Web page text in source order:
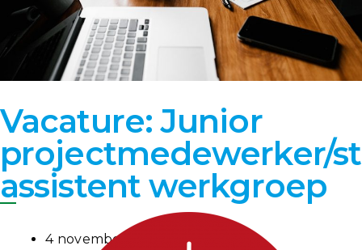
Vacature: Junior
projectmedewerker/
assistent werkgroep
4 november 2021